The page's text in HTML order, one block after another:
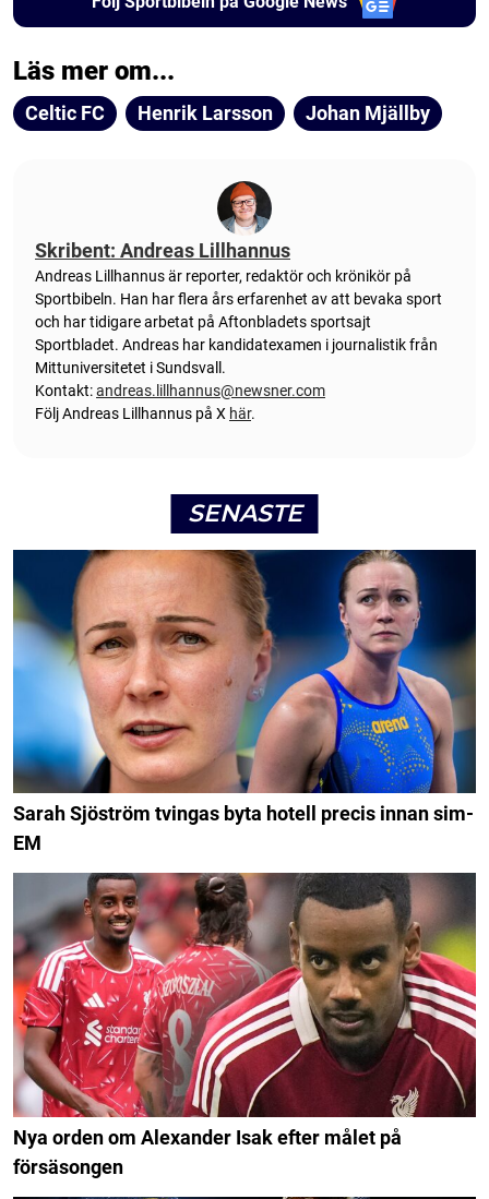
Läs mer om...
Celtic FC Henrik Larsson Johan Mjällby
Skribent: Andreas Lillhannus
Andreas Lillhannus är reporter, redaktör och krönikör på
Sportbibeln. Han har flera års erfarenhet av att bevaka sport
och har tidigare arbetat på Aftonbladets sportsajt
Sportbladet. Andreas har kandidatexamen i journalistik från
Mittuniversitetet i Sundsvall.
Kontakt:andreas.lillhannus@newsner.com
Följ Andreas Lillhannus på X här.
SENASTE
Sarah Sjöström tvingas byta hotell precis innan sim-
EM
Nya orden om Alexander Isak efter målet på
försäsongen